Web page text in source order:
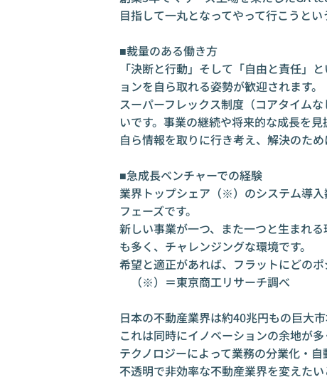
目指して一丸となってやって行こうと
■裁量のある働き方
「決断と行動」そして「自由と責任」
ョンを自ら取れる姿勢が歓迎されます。
スーパーフレックス制度（コアタイム
いです。事業の継続や将来的な成長を
自ら情報を取りに行き考え、解決のた
■急成長ベンチャーでの経験
業界トップシェア（※）のシステム導
フェーズです。
新しい事業が一つ、また一つと生まれ
も多く、チャレンジングな環境です。
希望と適正があれば、フラットにどのポ
（※）＝東京商工リサーチ調べ
日本の不動産業界は約40兆円もの巨大
これは同時にイノベーションの余地が多
テクノロジーによって業務の分業化・
不透明で非効率な不動産業界を変えたい